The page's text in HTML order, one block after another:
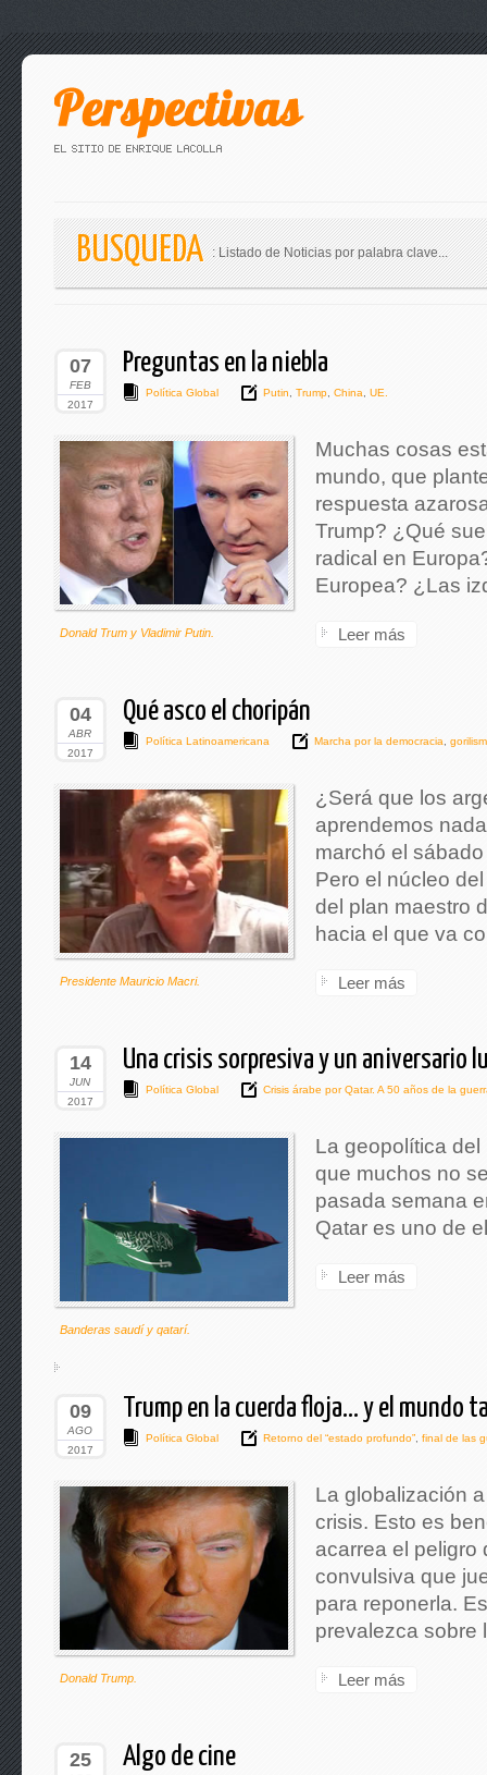
BUSQUEDA : Listado de Noticias por palabra clave...
07
FEB
2017
Preguntas en la niebla
Política Global Putin Trump China UE.
Donald Trum y Vladimir Putin.
Muchas cosas
mundo, que
respuesta
Trump? ¿Qué
radical en
Europea? ¿Las
Leer más
04
ABR
2017
Qué asco el choripán
Política Latinoamericana Marcha por la democracia
Presidente Mauricio Macri.
¿Será que los
aprendemos
marchó el
Pero el núcleo
del plan maestro
hacia el que va
Leer más
14
JUN
2017
Una crisis sorpresiva y un aniversario
Política Global Crisis árabe por Qatar. A 50 años de la
Banderas saudí y qatarí.
La geopolítica
que muchos no
pasada semana
Qatar es uno de
Leer más
09
AGO
2017
Trump en la cuerda floja… y el mundo
Política Global Retorno del “estado profundo” final de las
Donald Trump.
La globalización
crisis. Esto es
acarrea el peligro
convulsiva que
para reponerla.
prevalezca sobre
Leer más
25 Algo de cine